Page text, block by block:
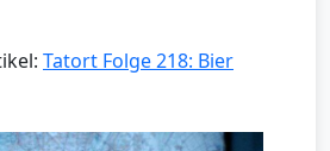
Tatort Folge 218: Bier